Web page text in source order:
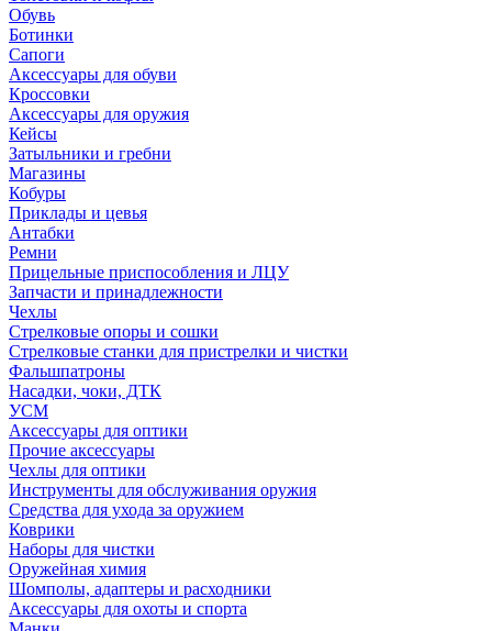
Обувь
Ботинки
Сапоги
Аксессуары для обуви
Кроссовки
Аксессуары для оружия
Кейсы
Затыльники и гребни
Магазины
Кобуры
Приклады и цевья
Антабки
Ремни
Прицельные приспособления и ЛЦУ
Запчасти и принадлежности
Чехлы
Стрелковые опоры и сошки
Стрелковые станки для пристрелки и чистки
Фальшпатроны
Насадки, чоки, ДТК
УСМ
Аксессуары для оптики
Прочие аксессуары
Чехлы для оптики
Инструменты для обслуживания оружия
Средства для ухода за оружием
Коврики
Наборы для чистки
Оружейная химия
Шомполы, адаптеры и расходники
Аксессуары для охоты и спорта